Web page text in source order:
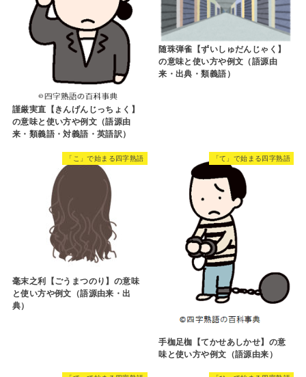
謹厳実直【きんげんじっちょく】
の意味と使い方や例文（語源由
来・類義語・対義語・英語訳）
随珠弾雀【ずいしゅだんじゃく】
の意味と使い方や例文（語源由
来・出典・類義語）
「こ」で始まる四字熟語
毫末之利【ごうまつのり】の意味
と使い方や例文（語源由来・出
典）
「て」で始まる四字熟語
手枷足枷【てかせあしかせ】の意
味と使い方や例文（語源由来）